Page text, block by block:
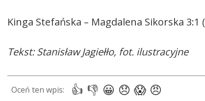
Kinga Stefańska – Magdalena Sikorska 3:1
Tekst: Stanisław Jagiełło, fot. ilustracyjne